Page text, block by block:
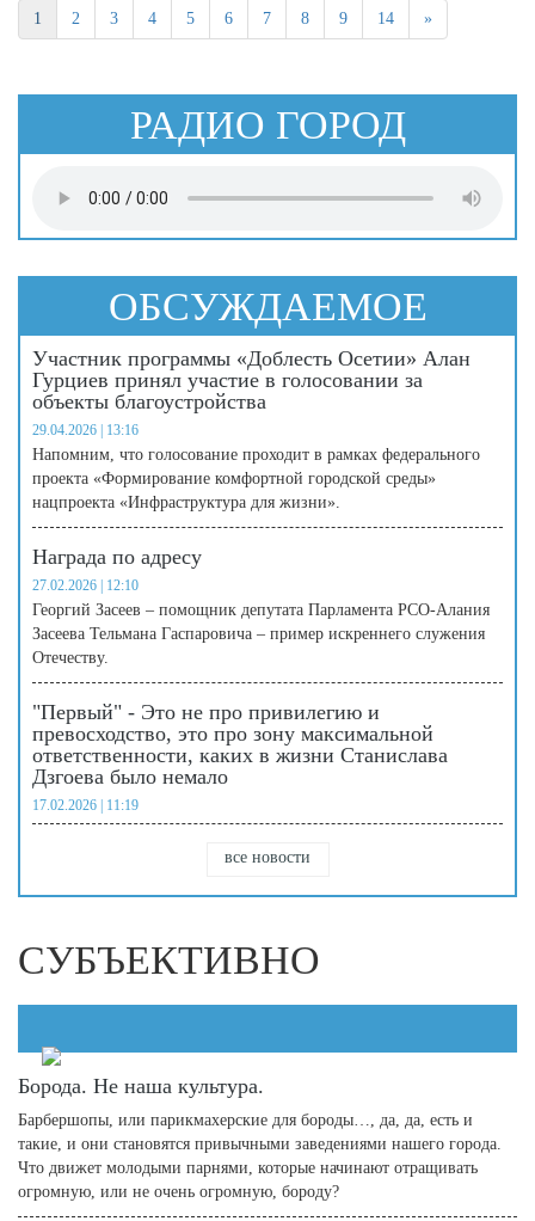
1 2 3 4 5 6 7 8 9 14 »
РАДИО ГОРОД
ОБСУЖДАЕМОЕ
Участник программы «Доблесть Осетии» Алан
Гурциев принял участие в голосовании за
объекты благоустройства
29.04.2026 | 13:16
Напомним, что голосование проходит в рамках федерального
проекта «Формирование комфортной городской среды»
нацпроекта «Инфраструктура для жизни».
Награда по адресу
27.02.2026 | 12:10
Георгий Засеев – помощник депутата Парламента РСО-Алания
Засеева Тельмана Гаспаровича – пример искреннего служения
Отечеству.
"Первый" - Это не про привилегию и
превосходство, это про зону максимальной
ответственности, каких в жизни Станислава
Дзгоева было немало
17.02.2026 | 11:19
все новости
СУБЪЕКТИВНО
Борода. Не наша культура.
Барбершопы, или парикмахерские для бороды…, да, да, есть и
такие, и они становятся привычными заведениями нашего города.
Что движет молодыми парнями, которые начинают отращивать
огромную, или не очень огромную, бороду?